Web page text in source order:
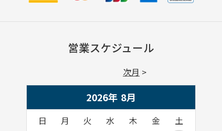
営業スケジュール
2026年 8月
日 月 火 水 木 金 土
次月